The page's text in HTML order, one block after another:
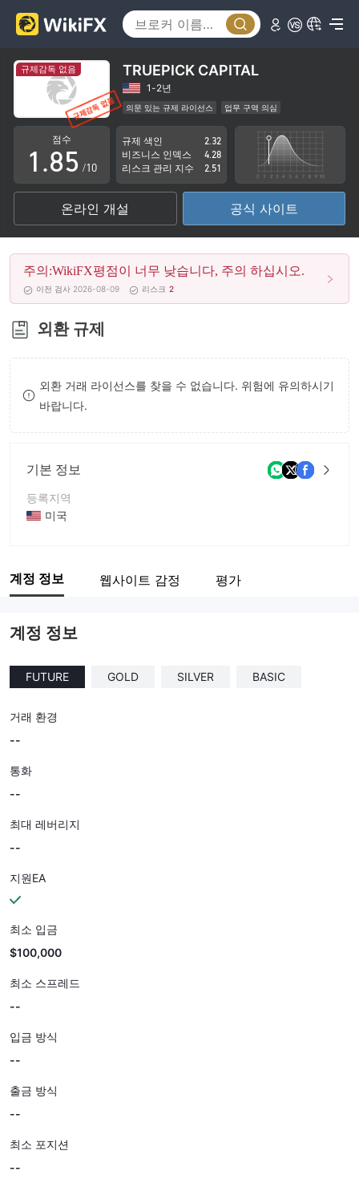
규제감독 없음 TRUEPICK CAPITAL
1-2년
의문 있는 규제 라이선스
업무 구역 의심
잠재적 위험성이 높음
점수
0
1
2
3
4
5
6
7
8
9
.
4
5
6
7
8
9
1
2
3
4
5
6
7
8
9
/10
규제 색인
2.32
비즈니스 인덱스
4.28
리스크 관리 지수
2.51
온라인 개설 공식 사이트
주의:WikiFX평점이 너무 낮습니다, 주의 하십시오.
이전 검사 2026-08-09 리스크 2
외환 규제
외환 거래 라이선스를 찾을 수 없습니다. 위험에 유의하시기
바랍니다.
기본 정보
등록지역
미국
회사 전체 이름
계정 정보 웹사이트 감정 평가
계정 정보
FUTURE GOLD SILVER BASIC
거래 환경
--
통화
--
최대 레버리지
--
지원EA
최소 입금
$100,000
최소 스프레드
--
입금 방식
--
출금 방식
--
최소 포지션
--